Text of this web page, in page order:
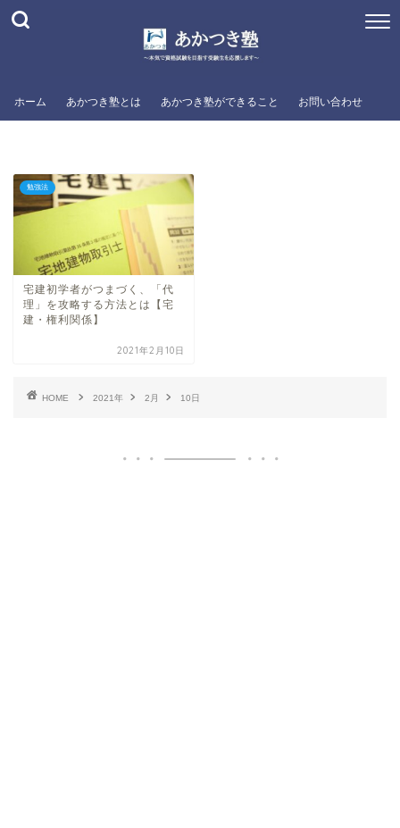
ホーム あかつき塾とは あかつき塾ができること お問い合わせ
勉強法
宅建初学者がつまづく、「代
理」を攻略する方法とは【宅
建・権利関係】
2021年2月10日
HOME 2021年 2月 10日